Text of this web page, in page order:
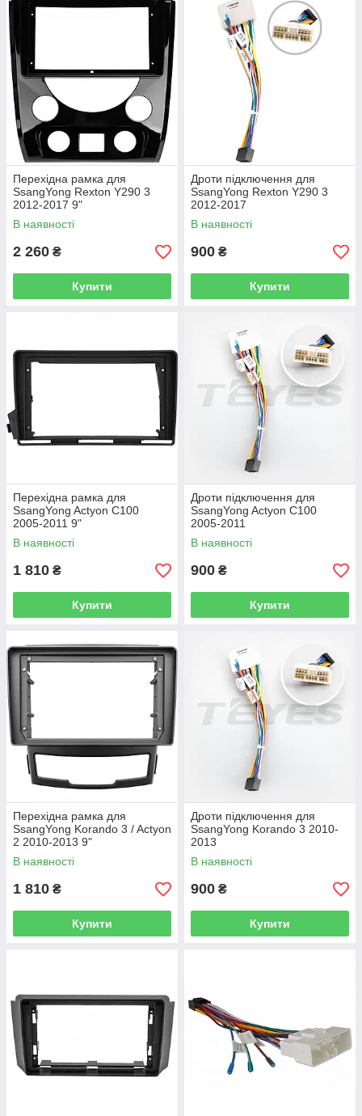
Перехідна рамка для
SsangYong Rexton Y290 3
2012-2017 9"
В наявності
2 260 ₴
Купити
Дроти підключення для
SsangYong Rexton Y290 3
2012-2017
В наявності
900 ₴
Купити
Перехідна рамка для
SsangYong Actyon C100
2005-2011 9"
В наявності
1 810 ₴
Купити
Дроти підключення для
SsangYong Actyon C100
2005-2011
В наявності
900 ₴
Купити
Перехідна рамка для
SsangYong Korando 3 / Actyon
2 2010-2013 9"
В наявності
1 810 ₴
Купити
Дроти підключення для
SsangYong Korando 3 2010-
2013
В наявності
900 ₴
Купити